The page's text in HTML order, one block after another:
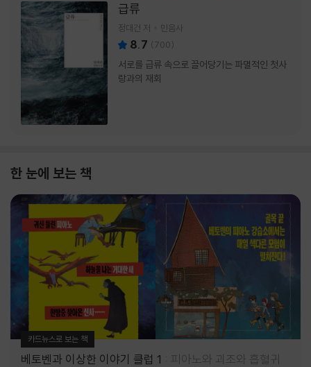
급류
정대건 저 민음사
8.7 (700)
서로를 급류 속으로 끌어당기는 파멸적인 첫사
랑과의 재회
한 눈에 보는 책
카드뉴스로 보는 책
베토벤과 이상한 이야기 클럽 1 피아노와 괴조와 흡혈귀